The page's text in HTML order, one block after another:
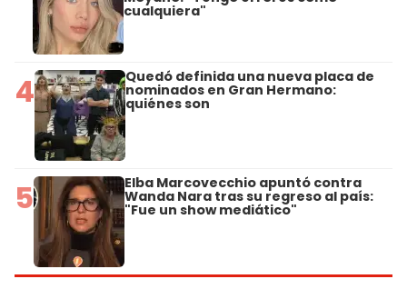
cualquiera"
4 Quedó definida una nueva placa de
nominados en Gran Hermano:
quiénes son
5 Elba Marcovecchio apuntó contra
Wanda Nara tras su regreso al país:
"Fue un show mediático"